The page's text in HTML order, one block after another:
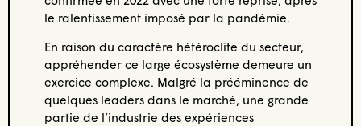
le ralentissement imposé par la pandémie.
En raison du caractère hétéroclite du secteur,
appréhender ce large écosystème demeure un
exercice complexe. Malgré la prééminence de
quelques leaders dans le marché, une grande
partie de l’industrie des expériences